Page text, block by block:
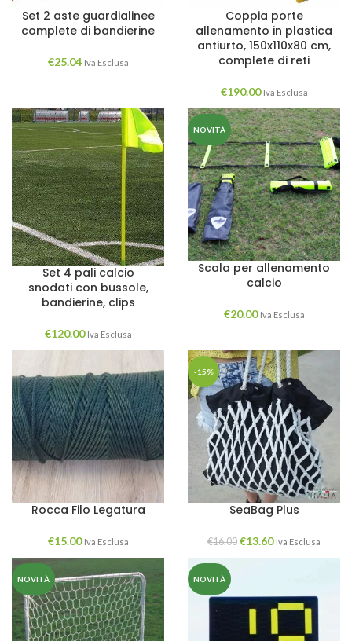
Set 2 aste guardialinee
complete di bandierine
€25.04 Iva Esclusa
Coppia porte
allenamento in plastica
antiurto, 150x110x80 cm,
complete di reti
€190.00 Iva Esclusa
Set 4 pali calcio
snodati con bussole,
bandierine, clips
€120.00 Iva Esclusa
NOVITÀ
Scala per allenamento
calcio
€20.00 Iva Esclusa
Rocca Filo Legatura
€15.00 Iva Esclusa
-15%
SeaBag Plus
€16.00 €13.60 Iva Esclusa
NOVITÀ NOVITÀ